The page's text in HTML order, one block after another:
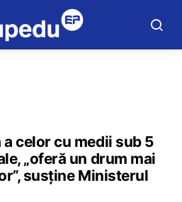
celor cu medii sub 5
„oferă un drum mai
susține Ministerul